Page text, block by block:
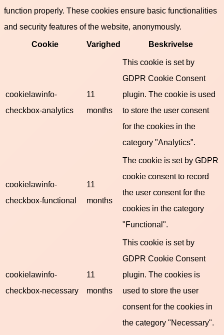
function properly. These cookies ensure basic functionalities
and security features of the website, anonymously.
Cookie
Varighed Beskrivelse
cookielawinfo-
checkbox-analytics
11
months
This cookie is set by
GDPR Cookie Consent
plugin. The cookie is used
to store the user consent
for the cookies in the
category "Analytics".
cookielawinfo-
checkbox-functional
11
months
The cookie is set by GDPR
cookie consent to record
the user consent for the
cookies in the category
"Functional".
cookielawinfo-
checkbox-necessary
11
months
This cookie is set by
GDPR Cookie Consent
plugin. The cookies is
used to store the user
consent for the cookies in
the category "Necessary".